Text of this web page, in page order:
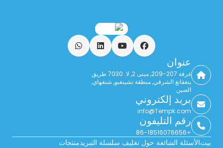
فيسبوكيوتيوب ينكدين واتساب
عنوان
غرفة 207-209, مبنى 2, لا. 7030 طريق
ينغقانغ الشرقي, منطقة تشينغبو, شنغهاي,
الصين
بريد إلكتروني
info@Tempk.com
رقم التليفون
+86-18516076656
بيتالأسئلة الشائعة حول تغليف سلسلة التبريدمنتجات